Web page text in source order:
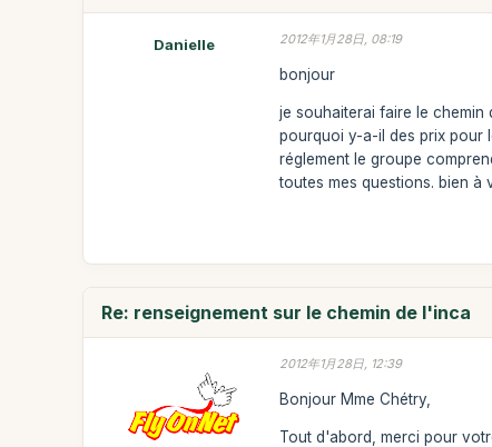
Danielle 2012年1月28日, 08:19
bonjour
je souhaiterai faire le
pourquoi y-a-il des prix pour
réglement le groupe
toutes mes questions. bien à
Re: renseignement sur le chemin de l'inca
2012年1月28日, 12:39
Bonjour Mme Chétry,
Tout d'abord, merci pour